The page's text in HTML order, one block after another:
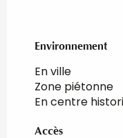
Environnement
Environnement
En ville
Zone piétonne
En centre
Accès
Accès